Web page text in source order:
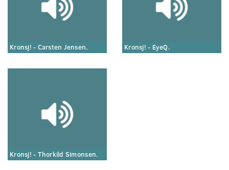
Kronsj! - Carsten Jensen. Kronsj! - EyeQ.
Kronsj! - Thorkild Simonsen.